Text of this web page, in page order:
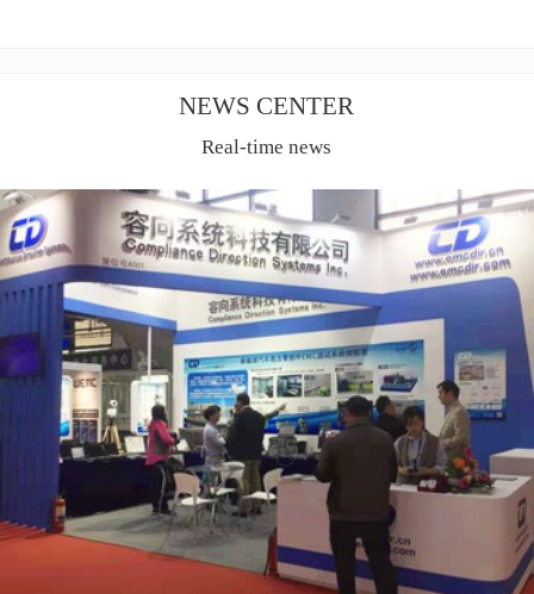
NEWS CENTER
Real-time news